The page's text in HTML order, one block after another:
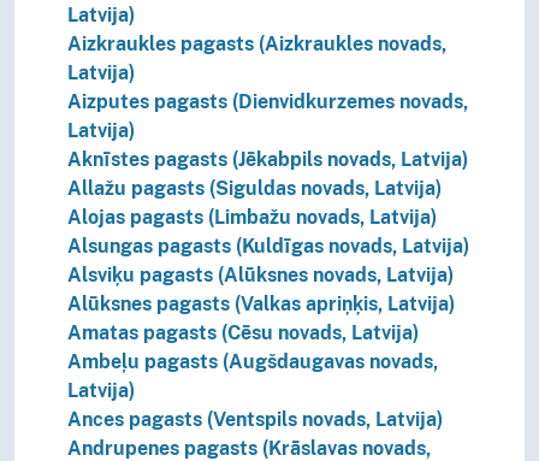
Latvija)
Aizkraukles pagasts (Aizkraukles novads,
Latvija)
Aizputes pagasts (Dienvidkurzemes novads,
Latvija)
Aknīstes pagasts (Jēkabpils novads, Latvija)
Allažu pagasts (Siguldas novads, Latvija)
Alojas pagasts (Limbažu novads, Latvija)
Alsungas pagasts (Kuldīgas novads, Latvija)
Alsviķu pagasts (Alūksnes novads, Latvija)
Alūksnes pagasts (Valkas apriņķis, Latvija)
Amatas pagasts (Cēsu novads, Latvija)
Ambeļu pagasts (Augšdaugavas novads,
Latvija)
Ances pagasts (Ventspils novads, Latvija)
Andrupenes pagasts (Krāslavas novads,